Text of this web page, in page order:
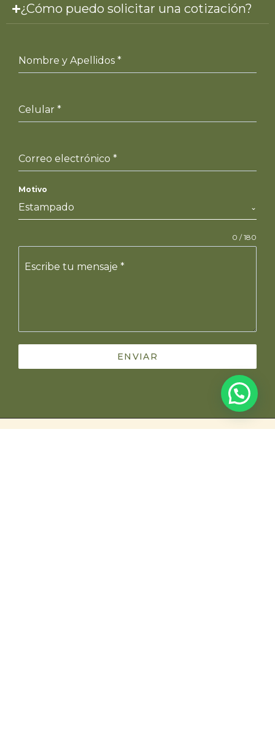
¿Cómo puedo solicitar una cotización?
Nombre y Apellidos *
Celular *
Correo electrónico *
Motivo
Estampado
Escribe tu mensaje *
0 / 180
ENVIAR